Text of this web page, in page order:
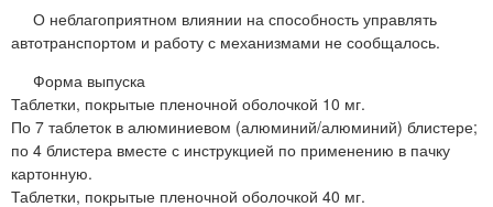
О неблагоприятном влиянии на способность управлять
автотранспортом и работу с механизмами не сообщалось.
Форма выпуска
Таблетки, покрытые пленочной оболочкой 10 мг.
По 7 таблеток в алюминиевом (алюминий/алюминий) блистере;
по 4 блистера вместе с инструкцией по применению в пачку
картонную.
Таблетки, покрытые пленочной оболочкой 40 мг.